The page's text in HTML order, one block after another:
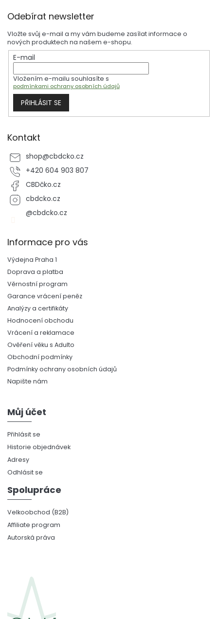
a
c
í
p
r
v
k
ý
Odebírat newsletter
Vložte svůj e-mail a my vám budeme zasílat informace o
nových produktech na našem e-shopu.
E-mail
Vložením e-mailu souhlasíte s
podmínkami ochrany osobních údajů
PŘIHLÁSIT SE
Kontakt
shop@cbdcko.cz
+420 604 903 807
CBDčko.cz
cbdcko.cz
@cbdcko.cz
Informace pro vás
Výdejna Praha 1
Doprava a platba
Věrnostní program
Garance vrácení peněz
Analýzy a certifikáty
Hodnocení obchodu
Vrácení a reklamace
Ověření věku s Adulto
Obchodní podmínky
Podmínky ochrany osobních údajů
Napište nám
Můj účet
Přihlásit se
Historie objednávek
Adresy
Odhlásit se
Spolupráce
Velkoobchod (B2B)
Affiliate program
Autorská práva